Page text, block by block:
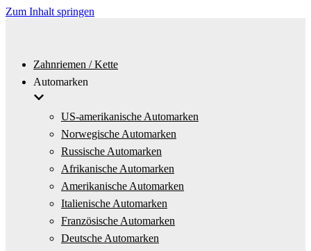
Zum Inhalt springen
Zahnriemen / Kette
Automarken
US-amerikanische Automarken
Norwegische Automarken
Russische Automarken
Afrikanische Automarken
Amerikanische Automarken
Italienische Automarken
Französische Automarken
Deutsche Automarken